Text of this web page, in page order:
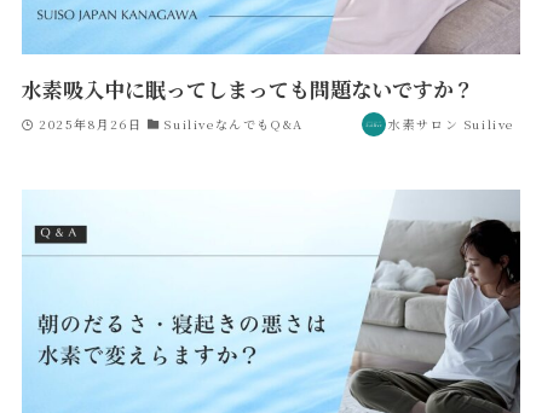
水素吸入中に眠ってしまっても問題ないですか？
2025年8月26日 SuiliveなんでもQ&A 水素サロン Suilive